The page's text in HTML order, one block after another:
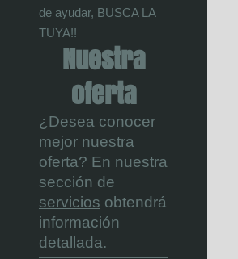
de ayudar, BUSCA LA
TUYA!!
Nuestra
oferta
¿Desea conocer
mejor nuestra
oferta? En nuestra
sección de
servicios obtendrá
información
detallada.